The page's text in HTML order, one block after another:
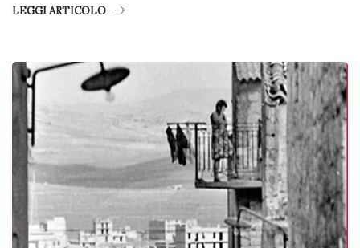
LEGGI ARTICOLO